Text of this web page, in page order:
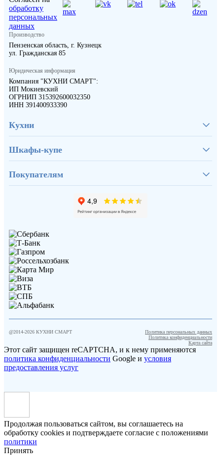
обработку
персональных
данных
Производство
Пензенская область, г. Кузнецк
ул. Гражданская 85
Юридическая информация
Компания "КУХНИ СМАРТ":
ИП Мокиевский
ОГРНИП 315392600032350
ИНН 391400933390
Кухни
Шкафы-купе
Покупателям
@2014-2026 КУХНИ СМАРТ
Политика персональных данных
Политика конфиденциальности
Карта сайта
Этот сайт защищен reCAPTCHA, и к нему применяются
политика конфиденциальности Google и условия
предоставления услуг
Продолжая пользоваться сайтом, вы соглашаетесь на
обработку cookies и подтверждаете согласие с положениями
политики
Принять